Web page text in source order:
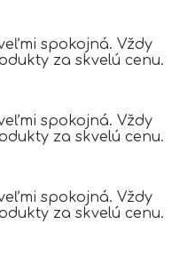
spokojná. Vždy
za skvelú cenu.
spokojná. Vždy
za skvelú cenu.
spokojná. Vždy
za skvelú cenu.